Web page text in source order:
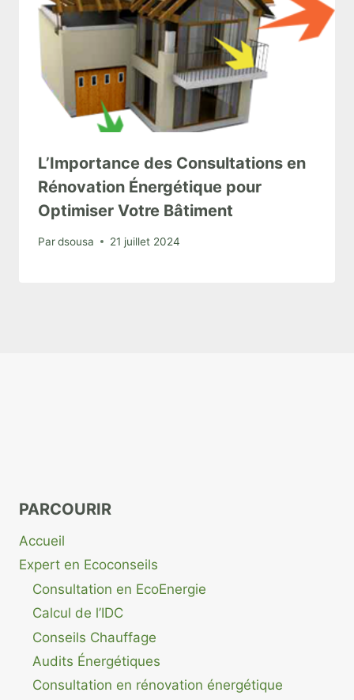
L’Importance des Consultations en
Rénovation Énergétique pour
Optimiser Votre Bâtiment
Pardsousa 21 juillet 2024
PARCOURIR
Accueil
Expert en Ecoconseils
Consultation en EcoEnergie
Calcul de l’IDC
Conseils Chauffage
Audits Énergétiques
Consultation en rénovation énergétique